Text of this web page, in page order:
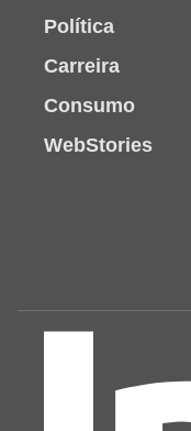
Política
Carreira
Consumo
WebStories